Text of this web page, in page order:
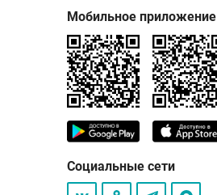
Мобильное приложение
Социальные сети